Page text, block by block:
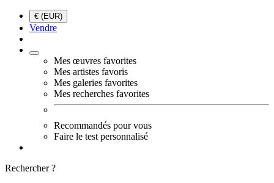
€ (EUR)
Vendre
Mes œuvres favorites
Mes artistes favoris
Mes galeries favorites
Mes recherches favorites
Recommandés pour vous
Faire le test personnalisé
Rechercher ?